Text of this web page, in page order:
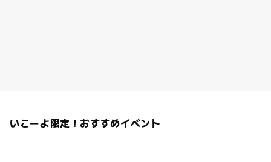
いこーよ限定！おすすめイベント